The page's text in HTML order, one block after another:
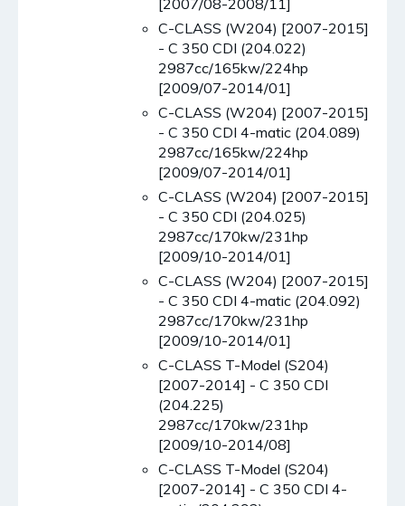
[2007/08-2008/11]
C-CLASS (W204) [2007-2015]
- C 350 CDI (204.022)
2987cc/165kw/224hp
[2009/07-2014/01]
C-CLASS (W204) [2007-2015]
- C 350 CDI 4-matic (204.089)
2987cc/165kw/224hp
[2009/07-2014/01]
C-CLASS (W204) [2007-2015]
- C 350 CDI (204.025)
2987cc/170kw/231hp
[2009/10-2014/01]
C-CLASS (W204) [2007-2015]
- C 350 CDI 4-matic (204.092)
2987cc/170kw/231hp
[2009/10-2014/01]
C-CLASS T-Model (S204)
[2007-2014] - C 350 CDI
(204.225)
2987cc/170kw/231hp
[2009/10-2014/08]
C-CLASS T-Model (S204)
[2007-2014] - C 350 CDI 4-